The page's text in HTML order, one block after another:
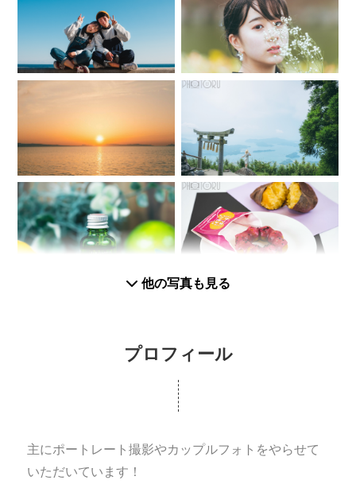
他の写真も見る
プロフィール
主にポートレート撮影やカップルフォトをやらせて
いただいています！